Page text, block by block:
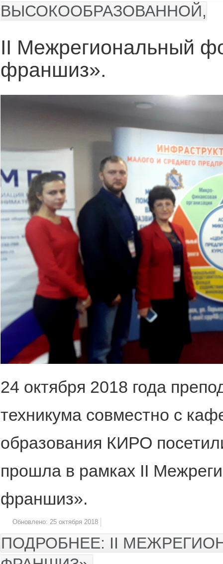
ВЫСОКООБРАЗОВАННОЙ,
II Межрегиональный
франшиз».
24 октября 2018 года
техникума совместно с
образования КИРО
прошла в рамках II
франшиз».
Обновлено: 25 октября 2018
ПОДРОБНЕЕ: II